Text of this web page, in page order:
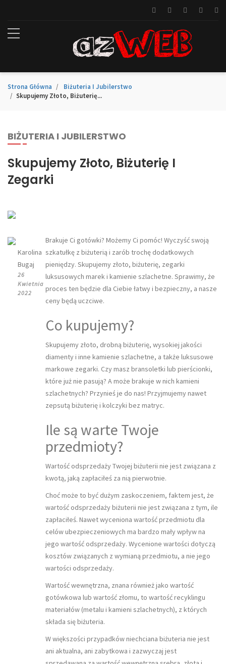
Strona Główna
Biżuteria I Jubilerstwo
Skupujemy Złoto, Biżuterię...
BIŻUTERIA I JUBILERSTWO
Skupujemy Złoto, Biżuterię I
Zegarki
Karolina
Bugaj
26
Kwietnia
2022
Brakuje Ci gotówki? Możemy Ci pomóc! Wyczyść swoją
szkatułkę z biżuterią i zarób trochę dodatkowych
pieniędzy. Skupujemy złoto, biżuterię, zegarki
luksusowych marek i kamienie szlachetne. Sprawimy, że
proces ten będzie dla Ciebie łatwy i bezpieczny, a nasze
ceny będą uczciwe.
Co kupujemy?
Skupujemy złoto, drobną biżuterię, wysokiej jakości
diamenty i inne kamienie szlachetne, a także luksusowe
markowe zegarki. Czy masz bransoletki lub pierścionki,
które już nie pasują? A może brakuje w nich kamieni
szlachetnych? Przynieś je do nas! Przyjmujemy nawet
zepsutą biżuterię i kolczyki bez matryc.
Ile są warte Twoje
przedmioty?
Wartość odsprzedaży Twojej biżuterii nie jest związana z
kwotą, jaką zapłaciłeś za nią pierwotnie.
Choć może to być dużym zaskoczeniem, faktem jest, że
wartość odsprzedaży biżuterii nie jest związana z tym, ile
zapłaciłeś. Nawet wyceniona wartość przedmiotu dla
celów ubezpieczeniowych ma bardzo mały wpływ na
jego wartość odsprzedaży. Wycenione wartości dotyczą
kosztów związanych z wymianą przedmiotu, a nie jego
wartości odsprzedaży.
Wartość wewnętrzna, znana również jako wartość
gotówkowa lub wartość złomu, to wartość recyklingu
materiałów (metalu i kamieni szlachetnych), z których
składa się biżuteria.
W większości przypadków niechciana biżuteria nie jest
ani aktualna, ani zabytkowa i zazwyczaj jest